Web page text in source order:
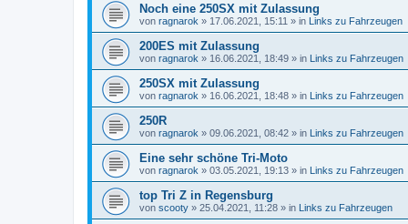
Noch eine 250SX mit Zulassung
von ragnarok » 17.06.2021, 15:11 » in Links zu Fahrzeugen
200ES mit Zulassung
von ragnarok » 16.06.2021, 18:49 » in Links zu Fahrzeugen
250SX mit Zulassung
von ragnarok » 16.06.2021, 18:48 » in Links zu Fahrzeugen
250R
von ragnarok » 09.06.2021, 08:42 » in Links zu Fahrzeugen
Eine sehr schöne Tri-Moto
von ragnarok » 03.05.2021, 19:13 » in Links zu Fahrzeugen
top Tri Z in Regensburg
von scooty » 25.04.2021, 11:28 » in Links zu Fahrzeugen